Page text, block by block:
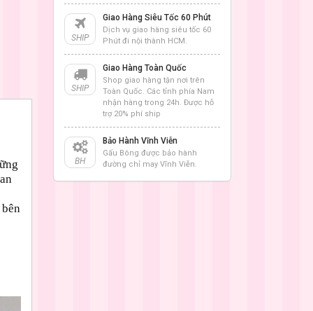
SHIP
Giao Hàng Siêu Tốc 60 Phút
Dịch vụ giao hàng siêu tốc 60
Phút đi nội thành HCM.
SHIP
Giao Hàng Toàn Quốc
Shop giao hàng tận nơi trên
Toàn Quốc. Các tỉnh phía Nam
nhận hàng trong 24h. Được hỗ
trợ 20% phí ship
BH
Bảo Hành Vĩnh Viễn
Gấu Bông được bảo hành
đường chỉ may Vĩnh Viễn.